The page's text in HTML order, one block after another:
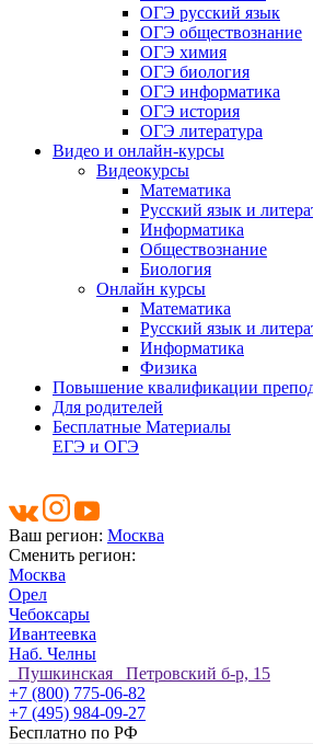
ОГЭ русский язык
ОГЭ обществознание
ОГЭ химия
ОГЭ биология
ОГЭ информатика
ОГЭ история
ОГЭ литература
Видео и онлайн-курсы
Видеокурсы
Математика
Русский язык и
Информатика
Обществознание
Биология
Онлайн курсы
Математика
Русский язык и
Информатика
Физика
Повышение квалификации
Для родителей
Бесплатные Материалы
ЕГЭ и ОГЭ
Ваш регион: Москва
Сменить регион:
Москва
Орел
Чебоксары
Ивантеевка
Наб. Челны
Пушкинская Петровский б-р, 15
+7 (800) 775-06-82
+7 (495) 984-09-27
Бесплатно по РФ